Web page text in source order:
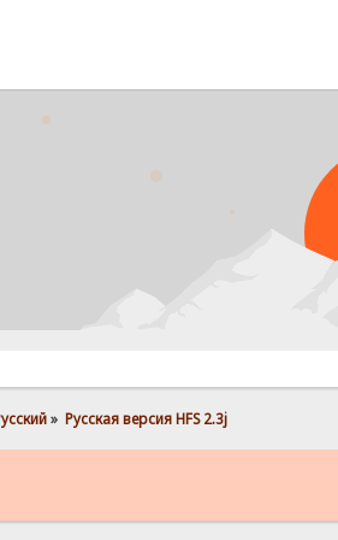
» Русская версия HFS 2.3j